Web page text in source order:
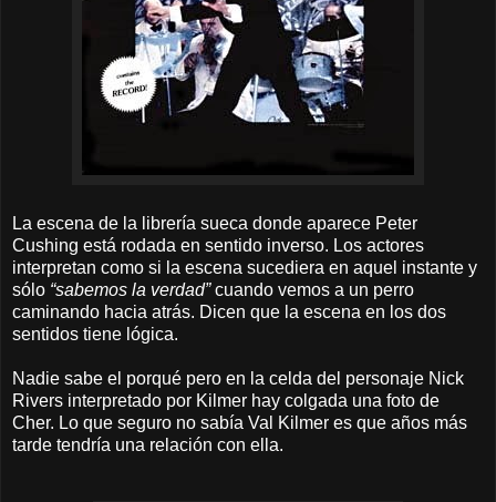
La escena de la librería sueca donde aparece Peter
Cushing está rodada en sentido inverso. Los actores
interpretan como si la escena sucediera en aquel instante y
sólo “sabemos la verdad”cuando vemos a un perro
caminando hacia atrás. Dicen que la escena en los dos
sentidos tiene lógica.
Nadie sabe el porqué pero en la celda del personaje Nick
Rivers interpretado por Kilmer hay colgada una foto de
Cher. Lo que seguro no sabía Val Kilmer es que años más
tarde tendría una relación con ella.